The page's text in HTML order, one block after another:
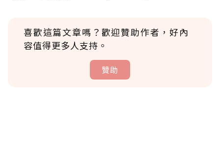
喜歡這篇文章嗎？歡迎贊助作者，好內
容值得更多人支持。
贊助